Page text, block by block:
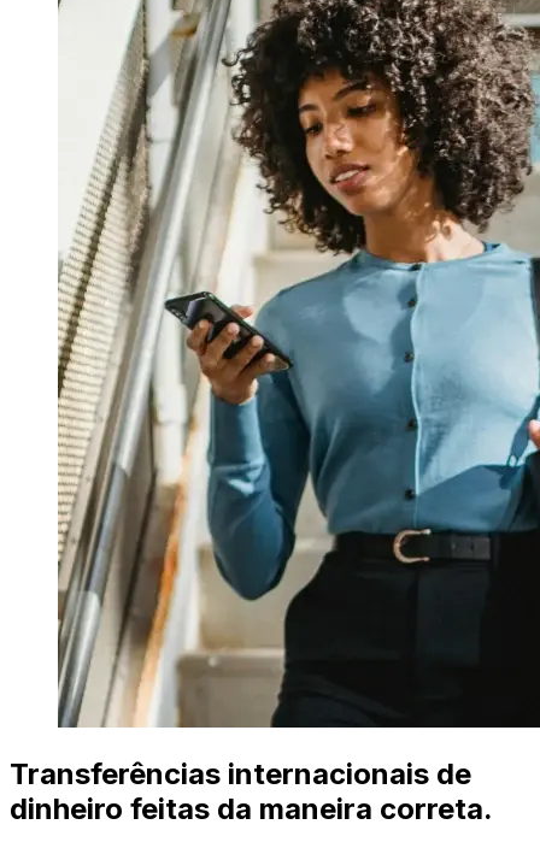
Transferências internacionais de
dinheiro feitas da maneira correta.